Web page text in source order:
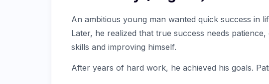
An ambitious young man wanted quick success in
Later, he realized that true success needs
skills and improving himself.
After years of hard work, he achieved his goals.